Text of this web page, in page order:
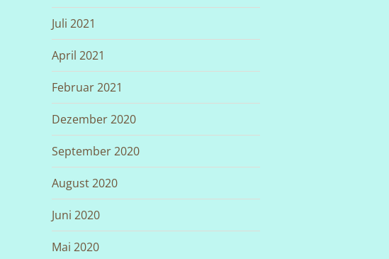
Juli 2021
April 2021
Februar 2021
Dezember 2020
September 2020
August 2020
Juni 2020
Mai 2020